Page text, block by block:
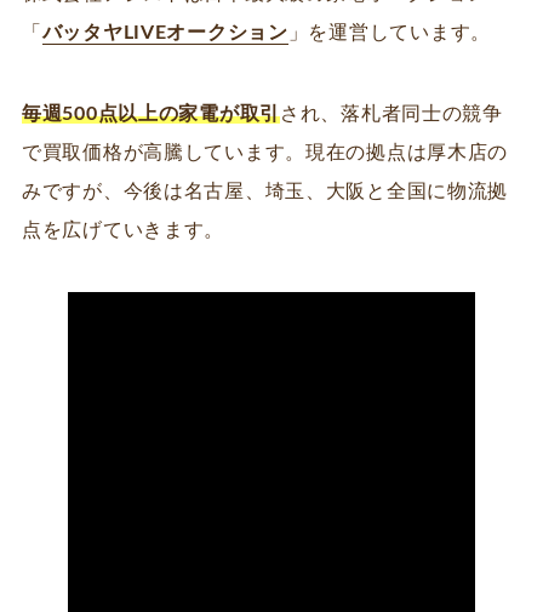
「バッタヤLIVEオークション 」を運営しています。
毎週500点以上の家電が取引され、落札者同士の競争
で買取価格が高騰しています。現在の拠点は厚木店の
みですが、今後は名古屋、埼玉、大阪と全国に物流拠
点を広げていきます。